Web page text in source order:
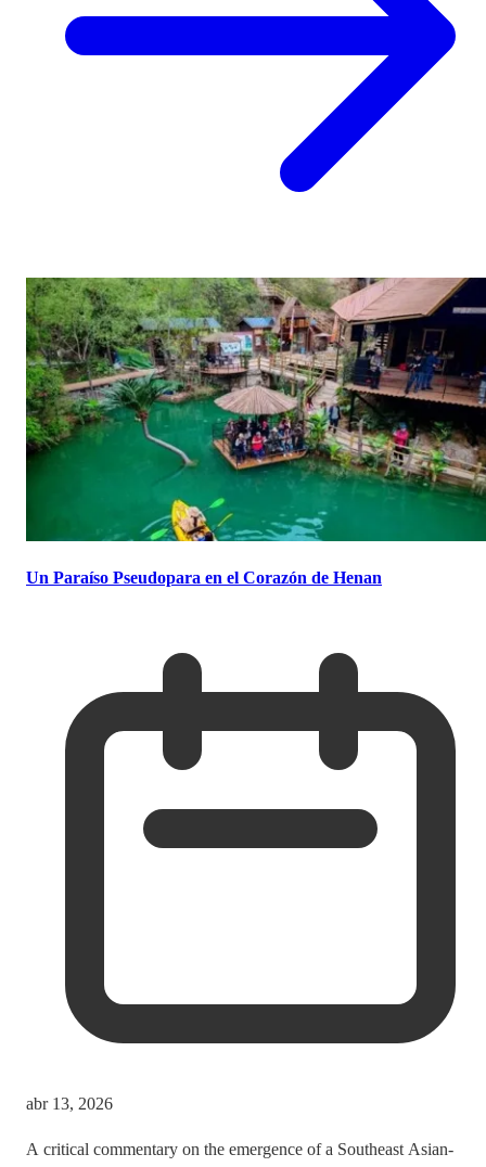
Un Paraíso Pseudopara en el Corazón de Henan
abr 13, 2026
A critical commentary on the emergence of a Southeast Asian-